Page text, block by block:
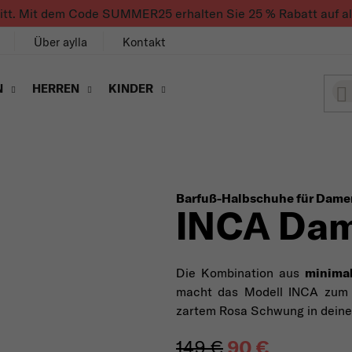
Mit dem Code SUMMER25 erhalten Sie 25 % Rabatt auf
Über aylla Kontakt
HERREN KINDER
Barfuß-Halbschuhe für
INCA
Die Kombination aus
macht das Modell INCA
zartem Rosa Schwung in
149 € 90 €